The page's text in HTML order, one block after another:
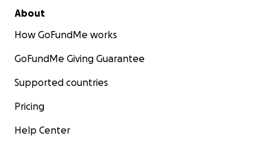
About
How GoFundMe works
GoFundMe Giving Guarantee
Supported countries
Pricing
Help Center